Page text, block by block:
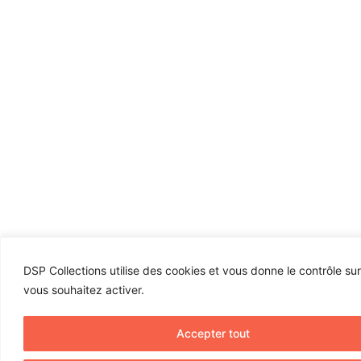
DSP Collections utilise des cookies et vous donne le contrôle
vous souhaitez activer.
Accepter tout